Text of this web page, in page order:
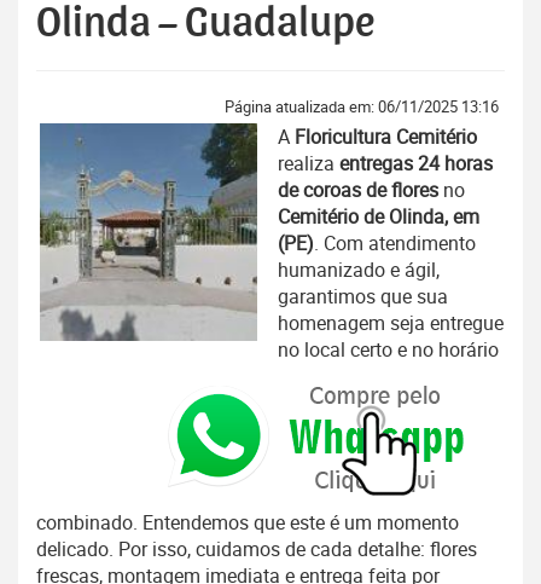
Olinda – Guadalupe
Página atualizada em: 06/11/2025 13:16
A Floricultura Cemitério
realiza entregas 24 horas
de coroas de flores no
Cemitério de Olinda, em
(PE). Com atendimento
humanizado e ágil,
garantimos que sua
homenagem seja entregue
no local certo e no horário
combinado. Entendemos que este é um momento
delicado. Por isso, cuidamos de cada detalhe: flores
frescas, montagem imediata e entrega feita por